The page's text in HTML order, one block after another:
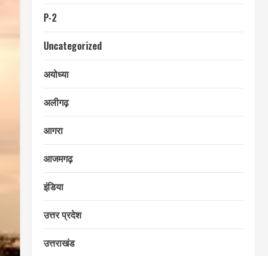
P-2
Uncategorized
अयोध्या
अलीगढ़
आगरा
आजमगढ़
इंडिया
उत्तर प्रदेश
उत्तराखंड